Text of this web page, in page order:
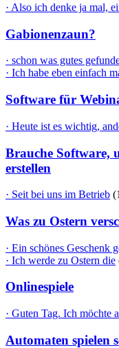
· Also ich denke ja mal,
Gabionenzaun?
· schon was gutes
· Ich habe eben einfach
Software für
· Heute ist es wichtig,
Brauche Software,
erstellen
· Seit bei uns im Betrieb
Was zu Ostern
· Ein schönes Geschenk
· Ich werde zu Ostern die
Onlinespiele
· Guten Tag. Ich möchte
Automaten spielen